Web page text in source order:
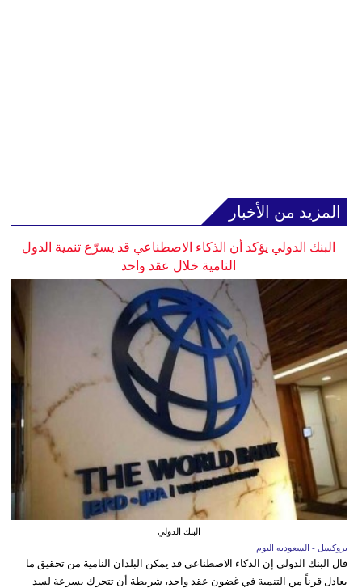
المزيد من الأخبار
البنك الدولي يؤكد أن الذكاء الاصطناعي قد يسرّع تنمية الدول
النامية خلال عقد واحد
البنك الدولي
بروكسل - السعوديه اليوم
قال البنك الدولي إن الذكاء الاصطناعي قد يمكن البلدان النامية من تحقيق ما
يعادل قرناً من التنمية في غضون عقد واحد، شريطة أن تتحرك بسرعة لسد